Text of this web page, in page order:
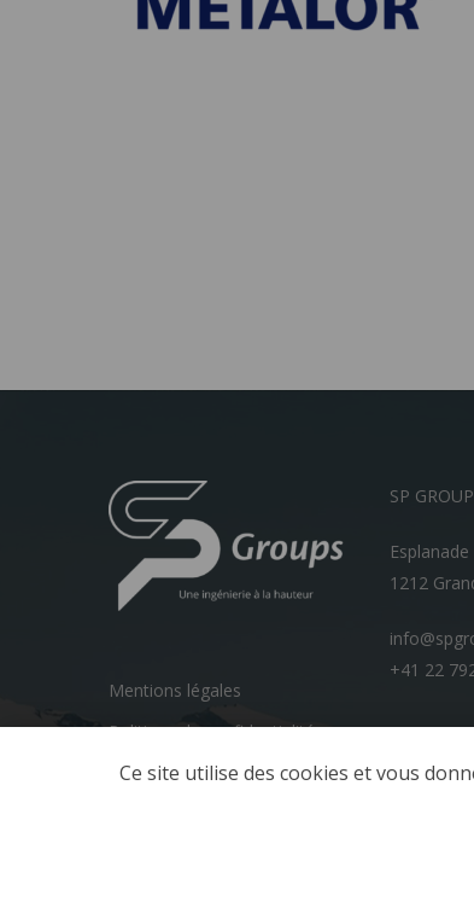
Mentions légales
Politique de confidentialité
SP
1212
+41 22
Ce site utilise des cookies et vous